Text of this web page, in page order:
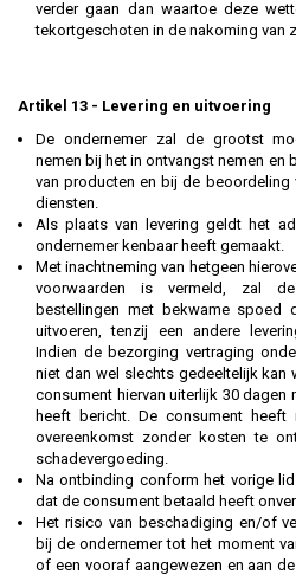
verder gaan dan waartoe deze
tekortgeschoten in de nakoming van
Artikel 13 - Levering en uitvoering
De ondernemer zal de grootst
nemen bij het in ontvangst nemen en
van producten en bij de beoordeling
diensten.
Als plaats van levering geldt het
ondernemer kenbaar heeft gemaakt.
Met inachtneming van hetgeen
voorwaarden is vermeld, zal de
bestellingen met bekwame spoed
uitvoeren, tenzij een andere
Indien de bezorging vertraging
niet dan wel slechts gedeeltelijk kan
consument hiervan uiterlijk 30
heeft bericht. De consument
overeenkomst zonder kosten te
schadevergoeding.
Na ontbinding conform het vorige
dat de consument betaald heeft
Het risico van beschadiging en/of
bij de ondernemer tot het moment
of een vooraf aangewezen en aan